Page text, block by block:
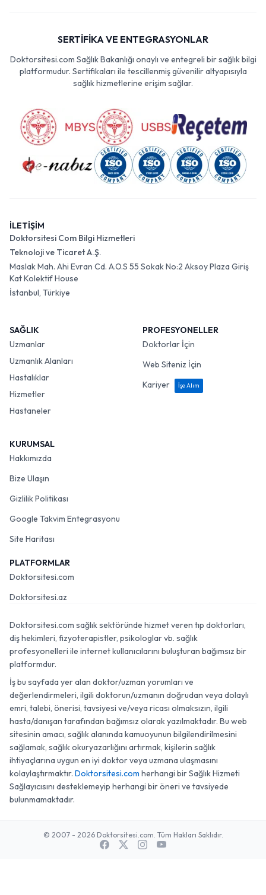
SERTİFİKA VE ENTEGRASYONLAR
Doktorsitesi.com Sağlık Bakanlığı onaylı ve entegreli bir sağlık bilgi
platformudur. Sertifikaları ile tescillenmiş güvenilir altyapısıyla
sağlık hizmetlerine erişim sağlar.
İLETİŞİM
Doktorsitesi Com Bilgi Hizmetleri
Teknoloji ve Ticaret A.Ş.
Maslak Mah. Ahi Evran Cd. A.O.S 55 Sokak No:2 Aksoy Plaza Giriş
Kat Kolektif House
İstanbul, Türkiye
SAĞLIK
Uzmanlar
Uzmanlık Alanları
Hastalıklar
Hizmetler
Hastaneler
PROFESYONELLER
Doktorlar İçin
Web Siteniz İçin
Kariyer
İşe Alım
KURUMSAL
Hakkımızda
Bize Ulaşın
Gizlilik Politikası
Google Takvim Entegrasyonu
Site Haritası
PLATFORMLAR
Doktorsitesi.com
Doktorsitesi.az
Doktorsitesi.com sağlık sektöründe hizmet veren tıp doktorları,
diş hekimleri, fizyoterapistler, psikologlar vb. sağlık
profesyonelleri ile internet kullanıcılarını buluşturan bağımsız bir
platformdur.
İş bu sayfada yer alan doktor/uzman yorumları ve
değerlendirmeleri, ilgili doktorun/uzmanın doğrudan veya dolaylı
emri, talebi, önerisi, tavsiyesi ve/veya ricası olmaksızın, ilgili
hasta/danışan tarafından bağımsız olarak yazılmaktadır. Bu web
sitesinin amacı, sağlık alanında kamuoyunun bilgilendirilmesini
sağlamak, sağlık okuryazarlığını artırmak, kişilerin sağlık
ihtiyaçlarına uygun en iyi doktor veya uzmana ulaşmasını
kolaylaştırmaktır. Doktorsitesi.com herhangi bir Sağlık Hizmeti
Sağlayıcısını desteklemeyip herhangi bir öneri ve tavsiyede
bulunmamaktadır.
© 2007 - 2026 Doktorsitesi.com. Tüm Hakları Saklıdır.